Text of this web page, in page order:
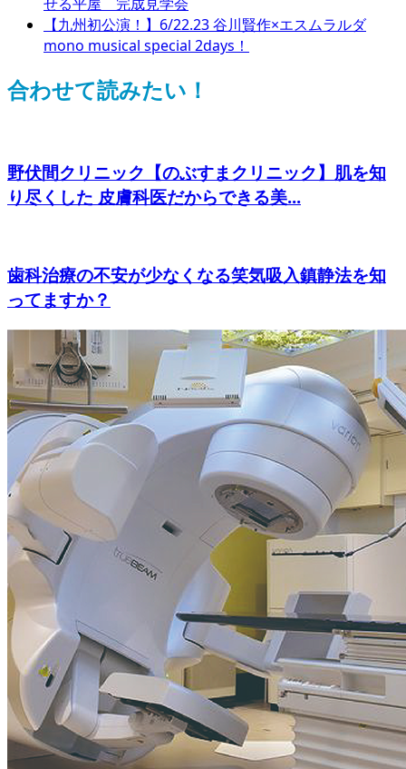
【九州初公演！】6/22.23 谷川賢作×エスムラルダ
mono musical special 2days！
合わせて読みたい！
野伏間クリニック【のぶすまクリニック】肌を知
り尽くした 皮膚科医だからできる美...
歯科治療の不安が少なくなる笑気吸入鎮静法を知
ってますか？